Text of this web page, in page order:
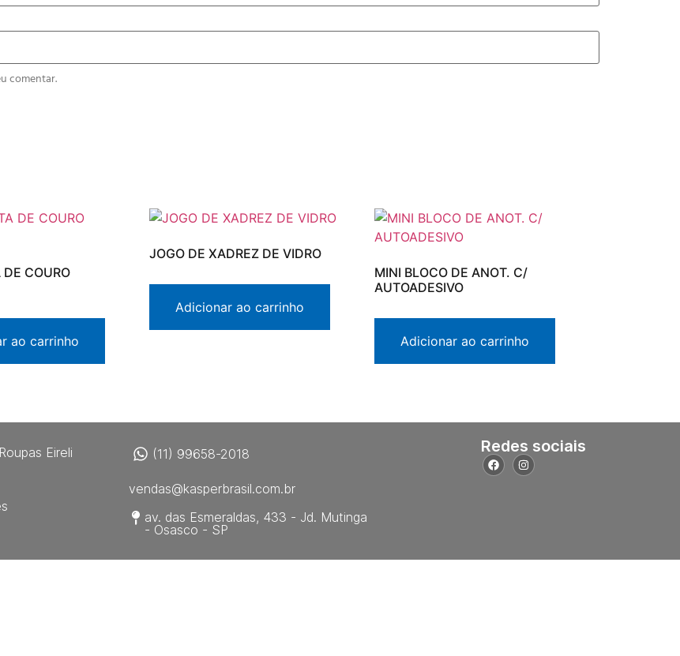
comentar.
DE COURO
ao carrinho
JOGO DE XADREZ DE VIDRO
Adicionar ao carrinho
MINI BLOCO DE ANOT. C/
AUTOADESIVO
Adicionar ao carrinho
Eireli
(11) 99658-2018
vendas@kasperbrasil.com.br
av. das Esmeraldas, 433 - Jd. Mutinga
- Osasco - SP
Redes sociais